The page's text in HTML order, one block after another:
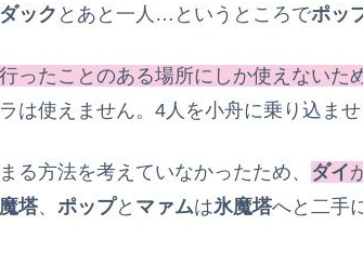
ック とあと一人…というところでポッ
ったことのある場所にしか使えないため
は使えません。4人を小舟に乗り込ませ
る方法を考えていなかったため、 ダイ
塔、 ポップと マァムは氷魔塔へと二手